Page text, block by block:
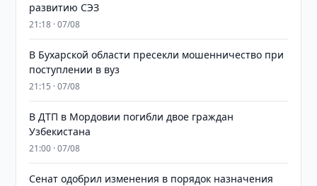
развитию СЭЗ
21:18 · 07/08
В Бухарской области пресекли мошенничество при
поступлении в вуз
21:15 · 07/08
В ДТП в Мордовии погибли двое граждан
Узбекистана
21:00 · 07/08
Сенат одобрил изменения в порядок назначения